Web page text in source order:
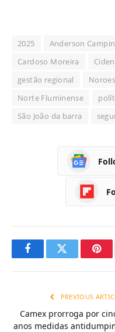
2025 Anderson
Cardoso Moreira
gestão regional
Norte Fluminense
São João da barra
FacebookTwitter
PREVIOUS
Camex prorroga por
anos medidas